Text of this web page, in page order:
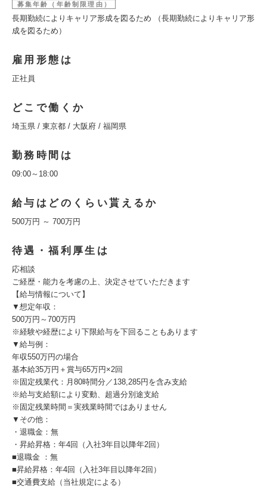
募集年齢（年齢制限理由）
長期勤続によりキャリア形成を図るため （長期勤続によりキャリア形
成を図るため）
雇用形態は
正社員
どこで働くか
埼玉県 / 東京都 / 大阪府 / 福岡県
勤務時間は
09:00～18:00
給与はどのくらい貰えるか
500万円 ～ 700万円
待遇・福利厚生は
応相談
ご経歴・能力を考慮の上、決定させていただきます
【給与情報について】
▼想定年収：
500万円～700万円
※経験や経歴により下限給与を下回ることもあります
▼給与例：
年収550万円の場合
基本給35万円＋賞与65万円×2回
※固定残業代：月80時間分／138,285円を含み支給
※給与支給額により変動、超過分別途支給
※固定残業時間＝実残業時間ではありません
▼その他：
・退職金：無
・昇給昇格：年4回（入社3年目以降年2回）
■退職金 ：無
■昇給昇格：年4回（入社3年目以降年2回）
■交通費支給（当社規定による）